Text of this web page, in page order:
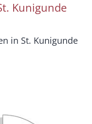
Kunigunde
in St. Kunigunde